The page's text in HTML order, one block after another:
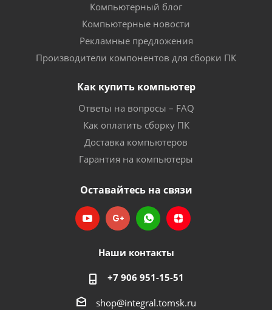
Компьютерный блог
Компьютерные новости
Рекламные предложения
Производители компонентов для сборки ПК
Как купить компьютер
Ответы на вопросы – FAQ
Как оплатить сборку ПК
Доставка компьютеров
Гарантия на компьютеры
Оставайтесь на связи
Наши контакты
+7 906 951-15-51
shop@integral.tomsk.ru